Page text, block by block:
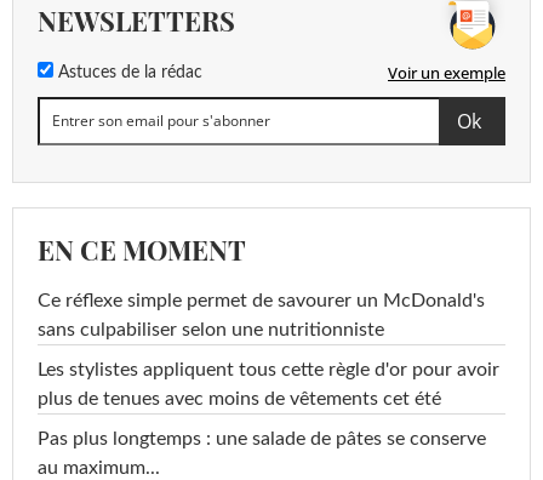
NEWSLETTERS
Astuces de la rédac Voir un exemple
EN CE MOMENT
Ce réflexe simple permet de savourer un McDonald's
sans culpabiliser selon une nutritionniste
Les stylistes appliquent tous cette règle d'or pour avoir
plus de tenues avec moins de vêtements cet été
Pas plus longtemps : une salade de pâtes se conserve
au maximum...